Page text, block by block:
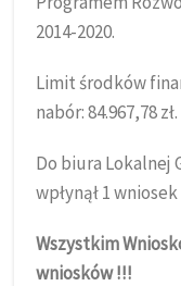
2014-2020.
Limit środków
nabór: 84.967,78 zł.
Do biura Lokalnej
wpłynął 1 wniosek
Wszystkim
wniosków !!!